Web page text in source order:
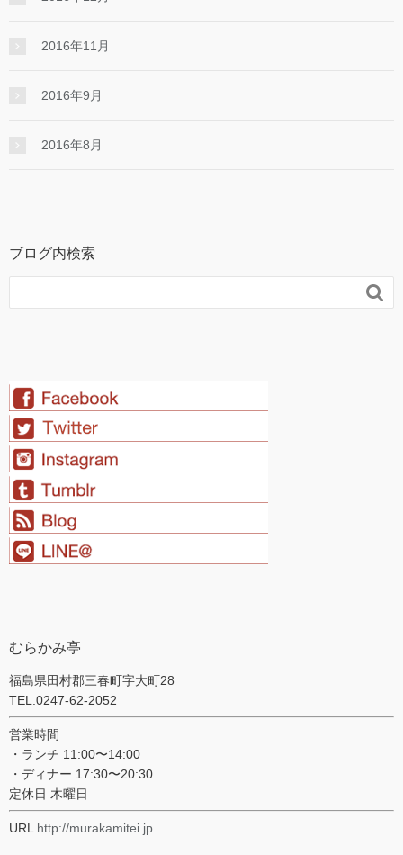
2016年11月
2016年9月
2016年8月
ブログ内検索

むらかみ亭
福島県田村郡三春町字大町28
TEL.0247-62-2052
営業時間
・ランチ 11:00〜14:00
・ディナー 17:30〜20:30
定休日 木曜日
URL http://murakamitei.jp